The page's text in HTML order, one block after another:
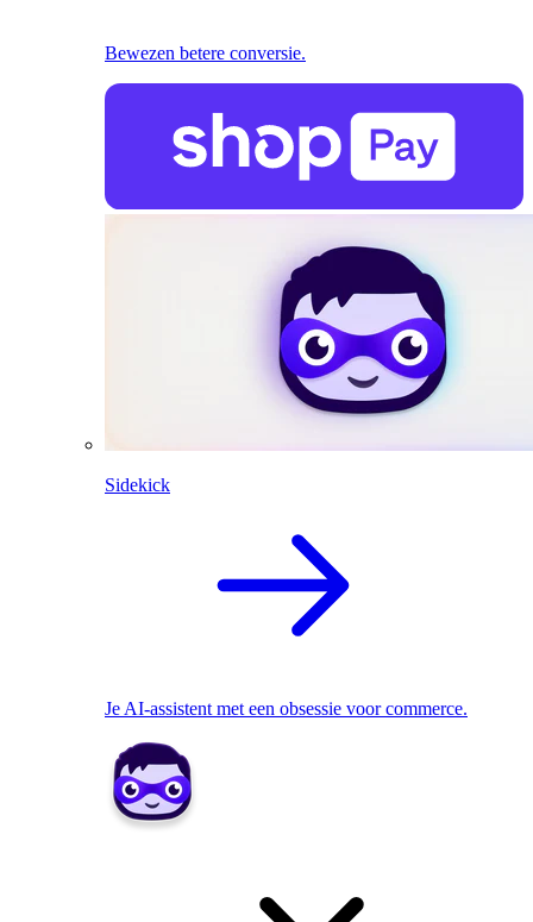
Bewezen betere conversie.
Sidekick
Je AI-assistent met een obsessie voor commerce.